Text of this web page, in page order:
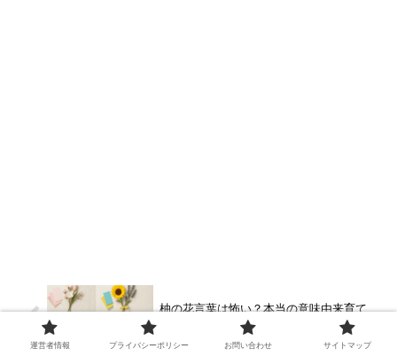
柚の花言葉は怖い？本当の意味由来育て
方のコツをやさしく解説
運営者情報 プライバシーポリシー お問い合わせ サイトマップ